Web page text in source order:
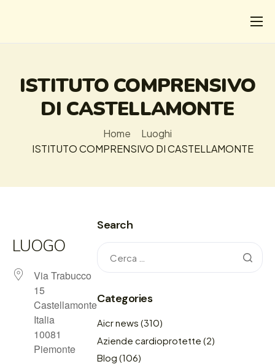
CHI
I SALVATI
FORMAZIONE
PROGETTI
ISTITUTO COMPRENSIVO
DI CASTELLAMONTE
Home
Luoghi
ISTITUTO COMPRENSIVO DI CASTELLAMONTE
LUOGO
Via Trabucco
15
Castellamonte
Italia
10081
Piemonte
Search
Categories
Aicr news (310)
Aziende cardioprotette (2)
Blog (106)